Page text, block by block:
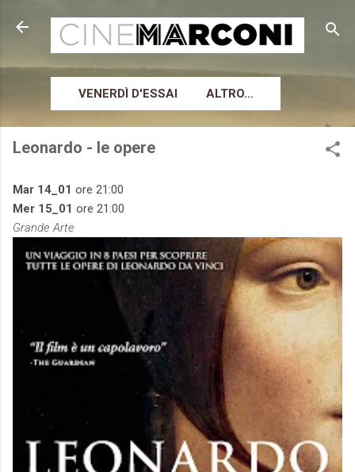
Passa ai contenuti principali
VENERDÌ D'ESSAI ALTRO…
Leonardo - le opere
Mar 14_01 ore 21:00
Mer 15_01 ore 21:00
Grande Arte